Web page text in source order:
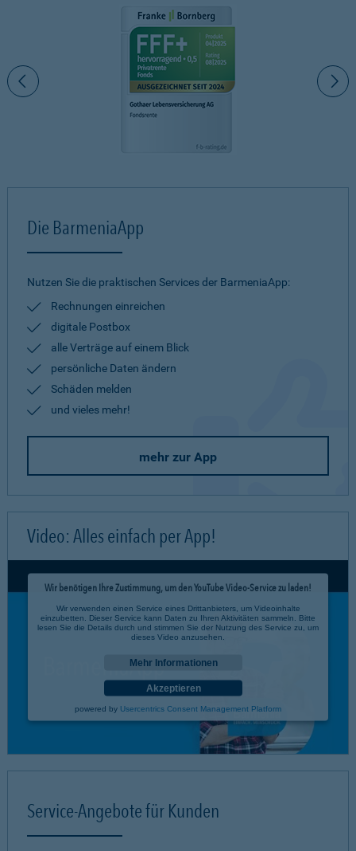
Die BarmeniaApp
Nutzen Sie die praktischen Services der BarmeniaApp:
Rechnungen einreichen
digitale Postbox
alle Verträge auf einem Blick
persönliche Daten ändern
Schäden melden
und vieles mehr!
mehr zur App
Video: Alles einfach per App!
Wir benötigen Ihre Zustimmung, um den YouTube Video-Service zu laden!
Wir verwenden einen Service eines Drittanbieters, um Videoinhalte
einzubetten. Dieser Service kann Daten zu Ihren Aktivitäten sammeln. Bitte
lesen Sie die Details durch und stimmen Sie der Nutzung des Service zu, um
dieses Video anzusehen.
Mehr Informationen
Akzeptieren
powered by Usercentrics Consent Management Platform
Service-Angebote für Kunden